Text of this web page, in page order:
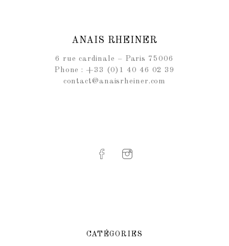
ANAIS RHEINER
6 rue cardinale – Paris 75006
Phone : +33 (0)1 40 46 02 39
contact@anaisrheiner.com
CATÉGORIES